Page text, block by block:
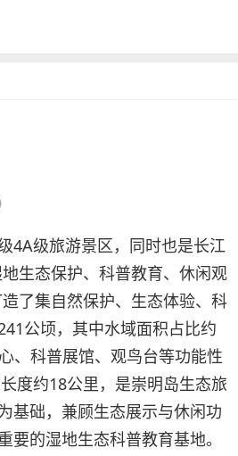
4A级旅游景区，同时也是长江
生态保护、科普教育、休闲观
了集自然保护、生态体验、科
公顷，其中水域面积占比约
、科普展馆、观鸟台等功能性
度约18公里，是崇明岛生态旅
基础，兼顾生态展示与休闲功
的湿地生态科普教育基地。